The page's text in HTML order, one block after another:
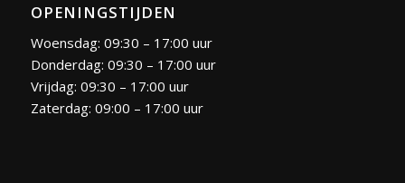
OPENINGSTIJDEN
Woensdag: 09:30 – 17:00 uur
Donderdag: 09:30 – 17:00 uur
Vrijdag: 09:30 – 17:00 uur
Zaterdag: 09:00 – 17:00 uur